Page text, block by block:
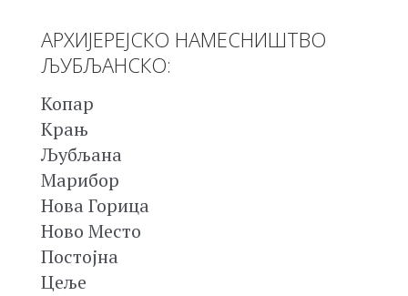
АРХИЈЕРЕЈСКО НАМЕСНИШТВО
ЉУБЉАНСКО:
Копар
Крањ
Љубљана
Марибор
Нова Горица
Ново Место
Постојна
Цеље